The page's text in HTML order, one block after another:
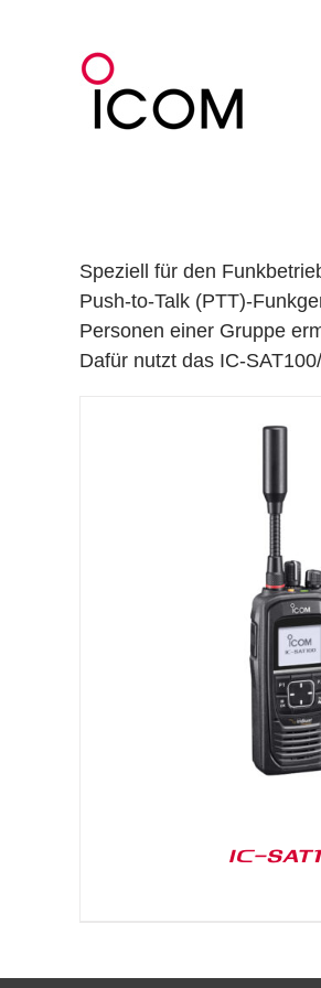
Speziell für den
Push-to-Talk (PTT)-
Personen einer Gruppe
Dafür nutzt das IC-
IC-